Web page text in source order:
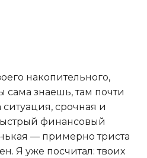
накопительного,
сама знаешь, там почти
срочная и
финансовый
— примерно триста
Я уже посчитал: твоих